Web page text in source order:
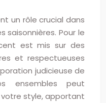
un rôle crucial dans
saisonnières. Pour le
est mis sur des
et respectueuses
judicieuse de
ensembles peut
style, apportant